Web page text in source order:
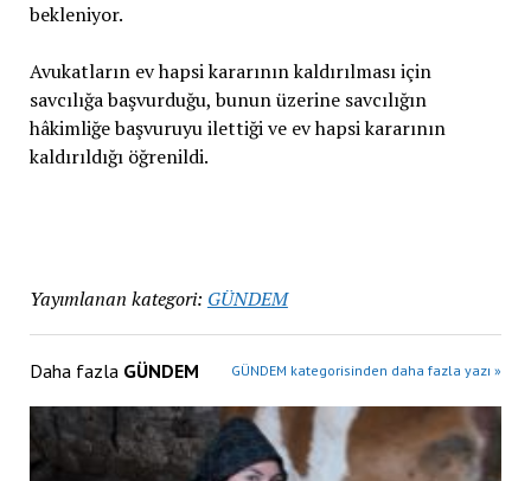
bekleniyor.
Avukatların ev hapsi kararının kaldırılması için
savcılığa başvurduğu, bunun üzerine savcılığın
hâkimliğe başvuruyu ilettiği ve ev hapsi kararının
kaldırıldığı öğrenildi.
Yayımlanan kategori: GÜNDEM
Daha fazla GÜNDEM GÜNDEM kategorisinden daha fazla yazı »